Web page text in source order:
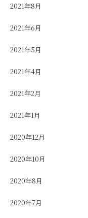
2021年8月
2021年6月
2021年5月
2021年4月
2021年2月
2021年1月
2020年12月
2020年10月
2020年8月
2020年7月